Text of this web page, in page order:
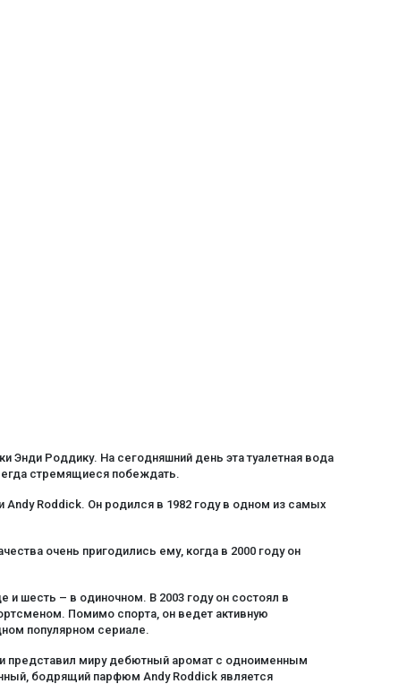
Энди Роддику. На сегодняшний день эта туалетная вода
стремящиеся побеждать.
Roddick. Он родился в 1982 году в одном из самых
очень пригодились ему, когда в 2000 году он
шесть – в одиночном. В 2003 году он состоял в
Помимо спорта, он ведет активную
популярном сериале.
представил миру дебютный аромат с одноименным
бодрящий парфюм Andy Roddick является